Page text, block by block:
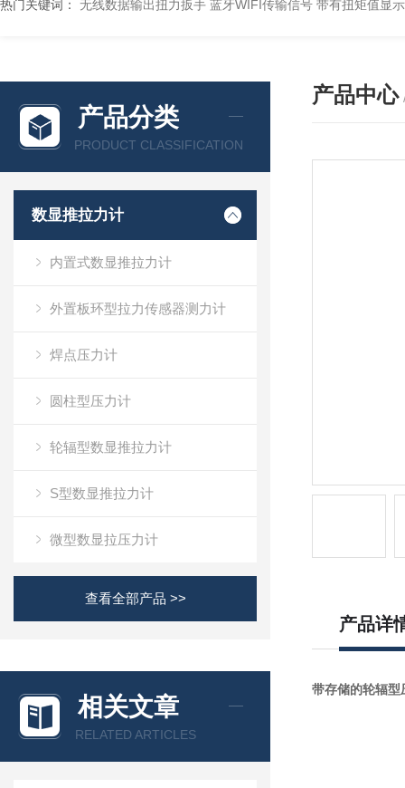
热门关键词： 无线数据输出扭力扳手 蓝牙WIFI传输信号 带有扭矩值显
产品分类
PRODUCT CLASSIFICATION
数显推拉力计
内置式数显推拉力计
外置板环型拉力传感器测力计
焊点压力计
圆柱型压力计
轮辐型数显推拉力计
S型数显推拉力计
微型数显拉压力计
查看全部产品 >>
相关文章
RELATED ARTICLES
产品中心
产品详
带存储的轮辐型